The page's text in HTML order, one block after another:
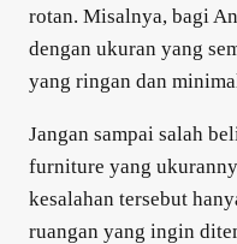
rotan. Misalnya, bagi
dengan ukuran yang
yang ringan dan
Jangan sampai salah
furniture yang
kesalahan tersebut
ruangan yang ingin